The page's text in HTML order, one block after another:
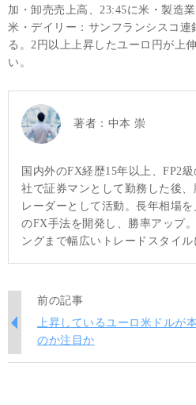
加・卸売売上高、23:45に米・製造
米・デイリー：サンフランシスコ連
る。2円以上上昇したユーロ円が上
い。
著者： 中本 崇
国内外のFX経歴15年以上、FP2
社で証券マンとして勤務した後
レーダーとして活動。長年相場
のFX手法を開発し、勝率アップ
ングまで幅広いトレードスタイル
前の記事
上昇しているユーロ米ドルが
のか注目か